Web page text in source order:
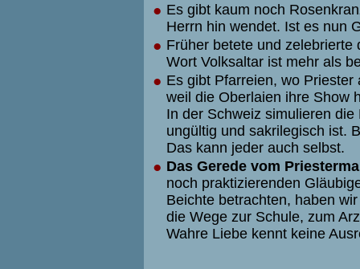
● Es gibt kaum noch
Herrn hin wendet. Ist es nun
● Früher betete und
Wort Volksaltar ist mehr als
● Es gibt Pfarreien, wo
weil die Oberlaien ihre Show
In der Schweiz simulieren
ungültig und sakrilegisch ist.
Das kann jeder auch selbst.
● Das Gerede vom
noch praktizierenden
Beichte betrachten, haben
die Wege zur Schule, zum
Wahre Liebe kennt keine